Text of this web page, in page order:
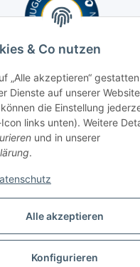
& Co nutzen
„Alle akzeptieren“
Dienste auf unserer
die Einstellung
links unten). Weitere
und in unserer
.
Alle akzeptieren
Konfigurieren